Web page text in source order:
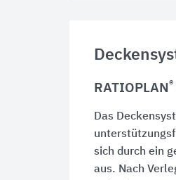
RATIOPLAN ®
Das
sich durch ein
aus. Nach